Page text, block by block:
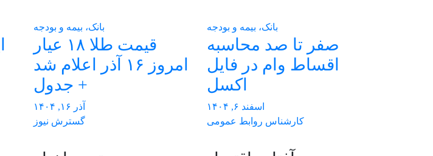
بانک، بیمه و بودجه
صفر تا صد محاسبه
اقساط وام در فایل
اکسل
اسفند ۶, ۱۴۰۴
کارشناس روابط عمومی
بانک، بیمه و بودجه
قیمت طلا ۱۸ عیار
امروز ۱۶ آذر اعلام شد
+ جدول
آذر ۱۶, ۱۴۰۴
گسترش نیوز